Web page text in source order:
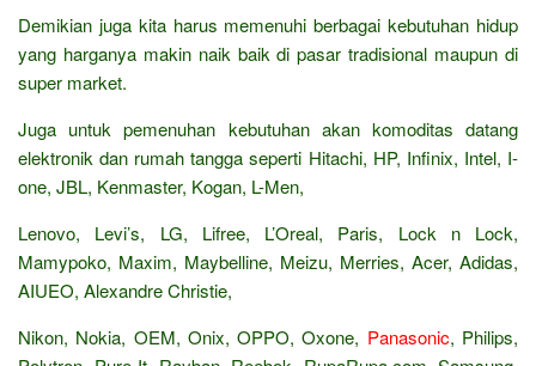
Demikian juga kita harus memenuhi berbagai kebutuhan hidup
yang harganya makin naik baik di pasar tradisional maupun di
super market.
Juga untuk pemenuhan kebutuhan akan komoditas datang
elektronik dan rumah tangga seperti Hitachi, HP, Infinix, Intel, I-
one, JBL, Kenmaster, Kogan, L-Men,
Lenovo, Levi’s, LG, Lifree, L’Oreal, Paris, Lock n Lock,
Mamypoko, Maxim, Maybelline, Meizu, Merries, Acer, Adidas,
AIUEO, Alexandre Christie,
Nikon, Nokia, OEM, Onix, OPPO, Oxone, Panasonic, Philips,